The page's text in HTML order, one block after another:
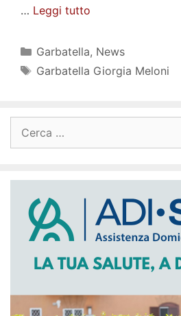
… Leggi tutto
Categorie
Garbatella, News
Tag
Garbatella Giorgia Meloni
per: